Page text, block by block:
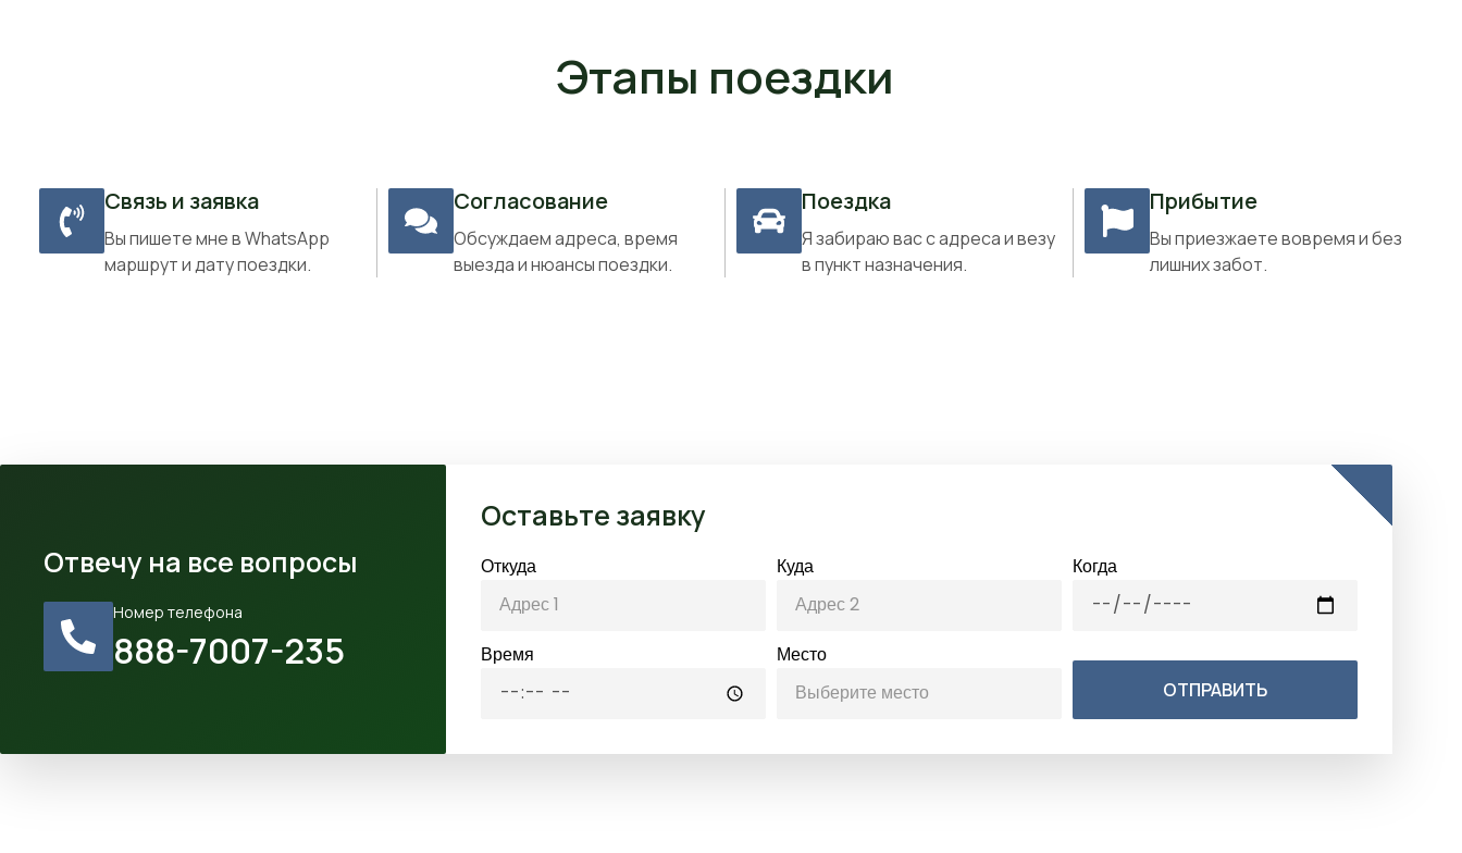
Этапы поездки
Связь и заявка
Вы пишете мне в WhatsApp
маршрут и дату поездки.
Согласование
Обсуждаем адреса, время
выезда и нюансы поездки.
Поездка
Я забираю вас с адреса и везу
в пункт назначения.
Прибытие
Вы приезжаете вовремя и без
лишних забот.
Отвечу на все вопросы
Номер телефона
888-7007-235
Оставьте заявку
Откуда Куда Когда
Время Место
ОТПРАВИТЬ